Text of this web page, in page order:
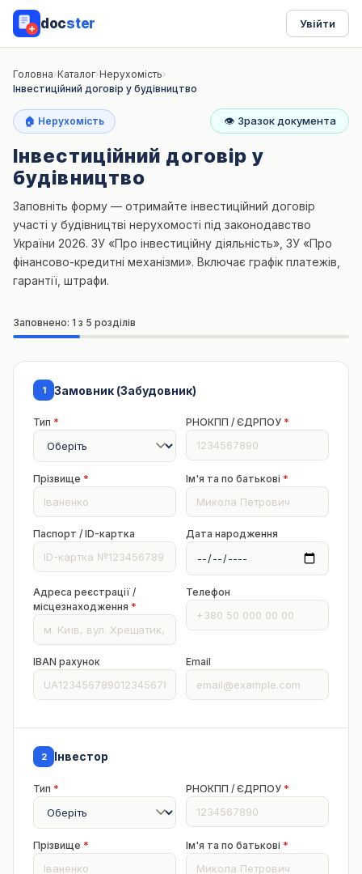
docster Увійти
Головна›Каталог›Нерухомість›
Інвестиційний договір у будівництво
👁 Зразок документа
🏠 Нерухомість
Інвестиційний договір у
будівництво
Заповніть форму — отримайте інвестиційний договір
участі у будівництві нерухомості під законодавство
України 2026. ЗУ «Про інвестиційну діяльність», ЗУ «Про
фінансово-кредитні механізми». Включає графік платежів,
гарантії, штрафи.
Заповнено: 1 з 5 розділів
1 Замовник (Забудовник)
Тип * РНОКПП / ЄДРПОУ *
Прізвище * Ім'я та по батькові *
Паспорт / ID-картка Дата народження
Адреса реєстрації /
місцезнаходження *
Телефон
IBAN рахунок Email
2 Інвестор
Тип * РНОКПП / ЄДРПОУ *
Прізвище * Ім'я та по батькові *